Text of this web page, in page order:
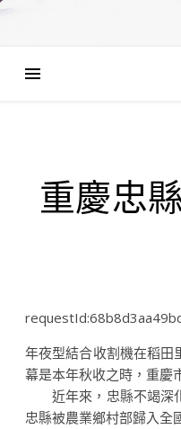
重慶忠
年夜型結合收割機在稻
幕是本年秋收之時，重慶
近年來，忠縣不竭深化
忠縣被農業鄉村部歸入全